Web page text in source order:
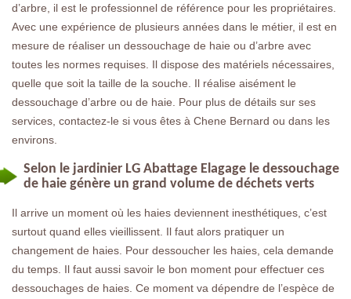
d’arbre, il est le professionnel de référence pour les propriétaires.
Avec une expérience de plusieurs années dans le métier, il est en
mesure de réaliser un dessouchage de haie ou d’arbre avec
toutes les normes requises. Il dispose des matériels nécessaires,
quelle que soit la taille de la souche. Il réalise aisément le
dessouchage d’arbre ou de haie. Pour plus de détails sur ses
services, contactez-le si vous êtes à Chene Bernard ou dans les
environs.
Selon le jardinier LG Abattage Elagage le dessouchage
de haie génère un grand volume de déchets verts
Il arrive un moment où les haies deviennent inesthétiques, c’est
surtout quand elles vieillissent. Il faut alors pratiquer un
changement de haies. Pour dessoucher les haies, cela demande
du temps. Il faut aussi savoir le bon moment pour effectuer ces
dessouchages de haies. Ce moment va dépendre de l’espèce de